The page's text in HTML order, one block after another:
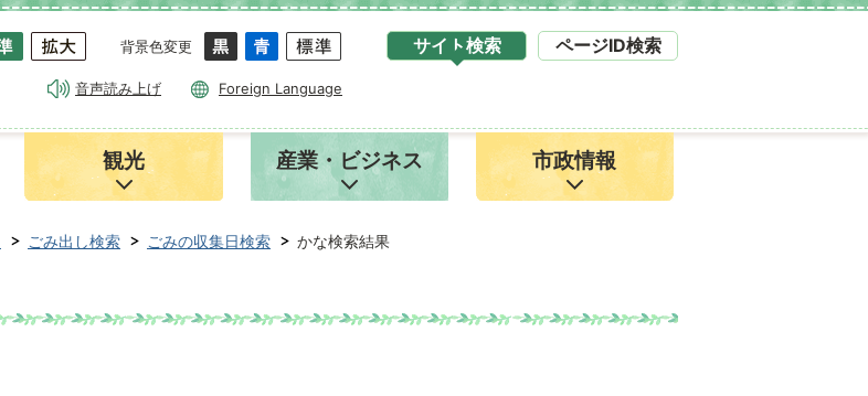
背景色変更
音声読み上げ Foreign Language
サイト検索 ページID検索
ト
索
観光 産業・ビジネス 市政情報
ごみ出し検索 ごみの収集日検索
かな検索結果